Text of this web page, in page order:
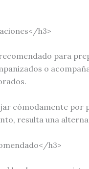
h3>
para
o
cómodamente por
resulta una
h3>